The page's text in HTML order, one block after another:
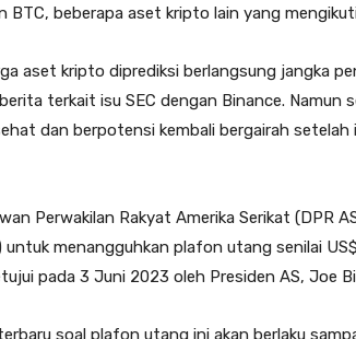
BTC, beberapa aset kripto lain yang
aset kripto diprediksi berlangsung jangka
terkait isu SEC dengan Binance. Namun
dan berpotensi kembali bergairah setelah
Perwakilan Rakyat Amerika Serikat (DPR
untuk menangguhkan plafon utang senilai
pada 3 Juni 2023 oleh Presiden AS, Joe
soal plafon utang ini akan berlaku